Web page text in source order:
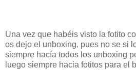
Una vez que habéis visto la fotito
os dejo el unboxing, pues no se si
siempre hacía todos los unboxing
luego siempre hacia fotitos para el